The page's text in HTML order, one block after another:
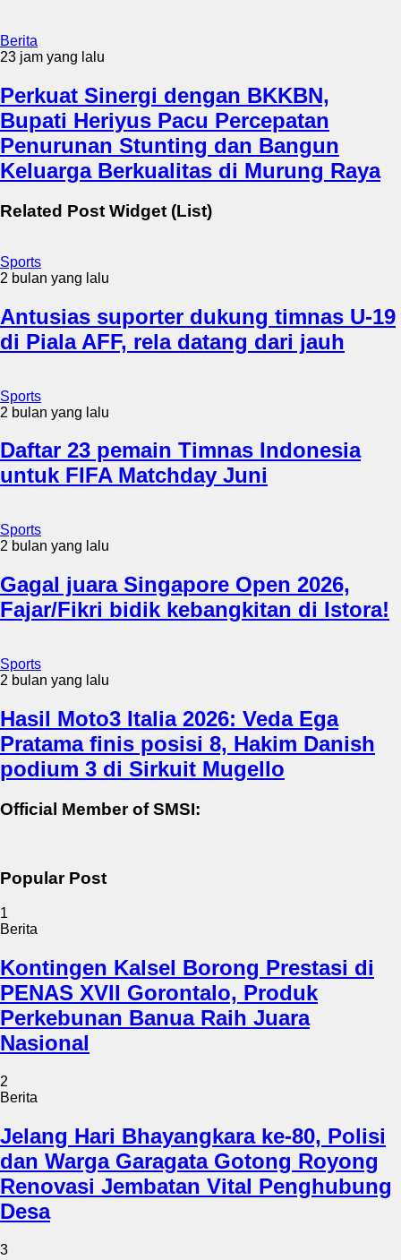
Berita
23 jam yang lalu
Perkuat Sinergi dengan BKKBN,
Bupati Heriyus Pacu Percepatan
Penurunan Stunting dan Bangun
Keluarga Berkualitas di Murung Raya
Related Post Widget (List)
Sports
2 bulan yang lalu
Antusias suporter dukung timnas U-19
di Piala AFF, rela datang dari jauh
Sports
2 bulan yang lalu
Daftar 23 pemain Timnas Indonesia
untuk FIFA Matchday Juni
Sports
2 bulan yang lalu
Gagal juara Singapore Open 2026,
Fajar/Fikri bidik kebangkitan di Istora!
Sports
2 bulan yang lalu
Hasil Moto3 Italia 2026: Veda Ega
Pratama finis posisi 8, Hakim Danish
podium 3 di Sirkuit Mugello
Official Member of SMSI:
Popular Post
1
Berita
Kontingen Kalsel Borong Prestasi di
PENAS XVII Gorontalo, Produk
Perkebunan Banua Raih Juara
Nasional
2
Berita
Jelang Hari Bhayangkara ke-80, Polisi
dan Warga Garagata Gotong Royong
Renovasi Jembatan Vital Penghubung
Desa
3